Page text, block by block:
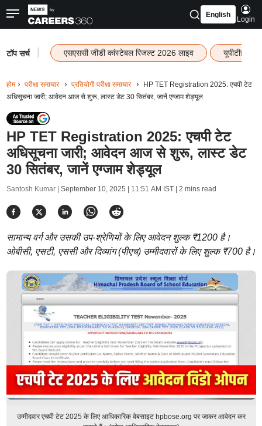
English
Login
टॉप सर्च एसएससी जीडी कांस्टेबल रिजल्ट 2026 लाइव यूपीटीईटी
होम परीक्षा समाचार प्रतियोगी परीक्षा समाचार
HP TET Registration 2025: एचपी टेट
अधिसूचना जारी; आवेदन आज से शुरू, लास्ट डेट 30 सितंबर, जानें एग्जाम शेड्यूल
HP TET Registration 2025: एचपी टेट
अधिसूचना जारी; आवेदन आज से शुरू, लास्ट डेट
30 सितंबर, जानें एग्जाम शेड्यूल
Santosh Kumar | September 10, 2025 | 11:51 AM IST| 2 mins read
सामान्य वर्ग और उसकी उप-श्रेणियों के लिए आवेदन शुल्क ₹1200 है।
ओबीसी, एसटी, एससी और दिव्यांग (पीएच) उम्मीदवारों के लिए शुल्क ₹700 है।
उम्मीदवार एचपी टेट 2025 के लिए आधिकारिक वेबसाइट hpbose.org पर जाकर आवेदन कर